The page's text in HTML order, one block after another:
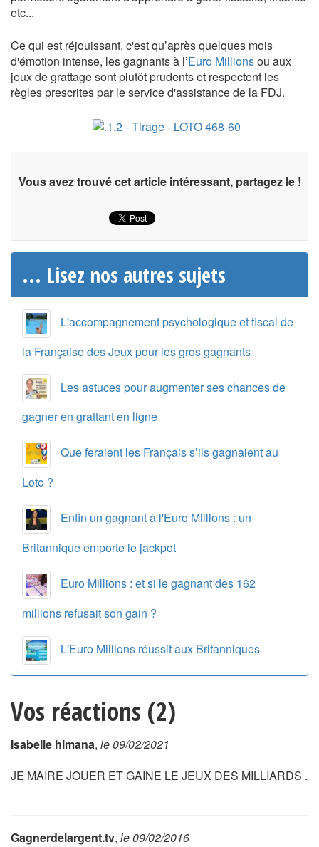
etc...
Ce qui est réjouissant, c'est qu’après quelques mois
d'émotion intense, les gagnants à l’Euro Millionsou aux
jeux de grattage sont plutôt prudents et respectent les
règles prescrites par le service d'assistance de la FDJ.
Vous avez trouvé cet article intéressant, partagez le !
... Lisez nos autres sujets
L'accompagnement psychologique et fiscal de
la Française des Jeux pour les gros gagnants
Les astuces pour augmenter ses chances de
gagner en grattant en ligne
Que feraient les Français s’ils gagnaient au
Loto ?
Enfin un gagnant à l'Euro Millions : un
Britannique emporte le jackpot
Euro Millions : et si le gagnant des 162
millions refusait son gain ?
L'Euro Millions réussit aux Britanniques
Vos réactions (2)
Isabelle himana, le 09/02/2021
JE MAIRE JOUER ET GAINE LE JEUX DES MILLIARDS .
Gagnerdelargent.tv, le 09/02/2016